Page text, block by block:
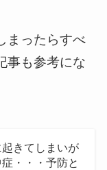
まったらすべ
事も参考にな
きてしまいが
・・・予防と